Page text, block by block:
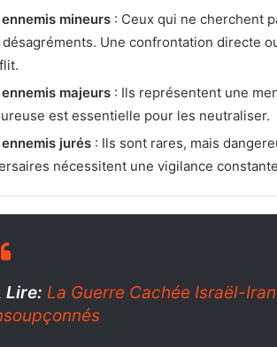
ennemis mineurs : Ceux qui ne cherchent
Une confrontation directe
ennemis majeurs : Ils représentent une
est essentielle pour les neutraliser.
ennemis jurés : Ils sont rares, mais
nécessitent une vigilance
Lire: La Guerre Cachée Israël-